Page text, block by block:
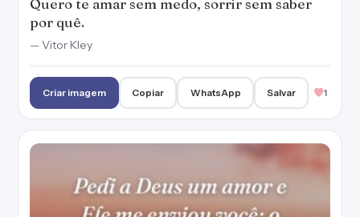
Quero te amar sem medo, sorrir sem saber
por quê.
— Vitor Kley
Criar imagem Copiar WhatsApp Salvar 1